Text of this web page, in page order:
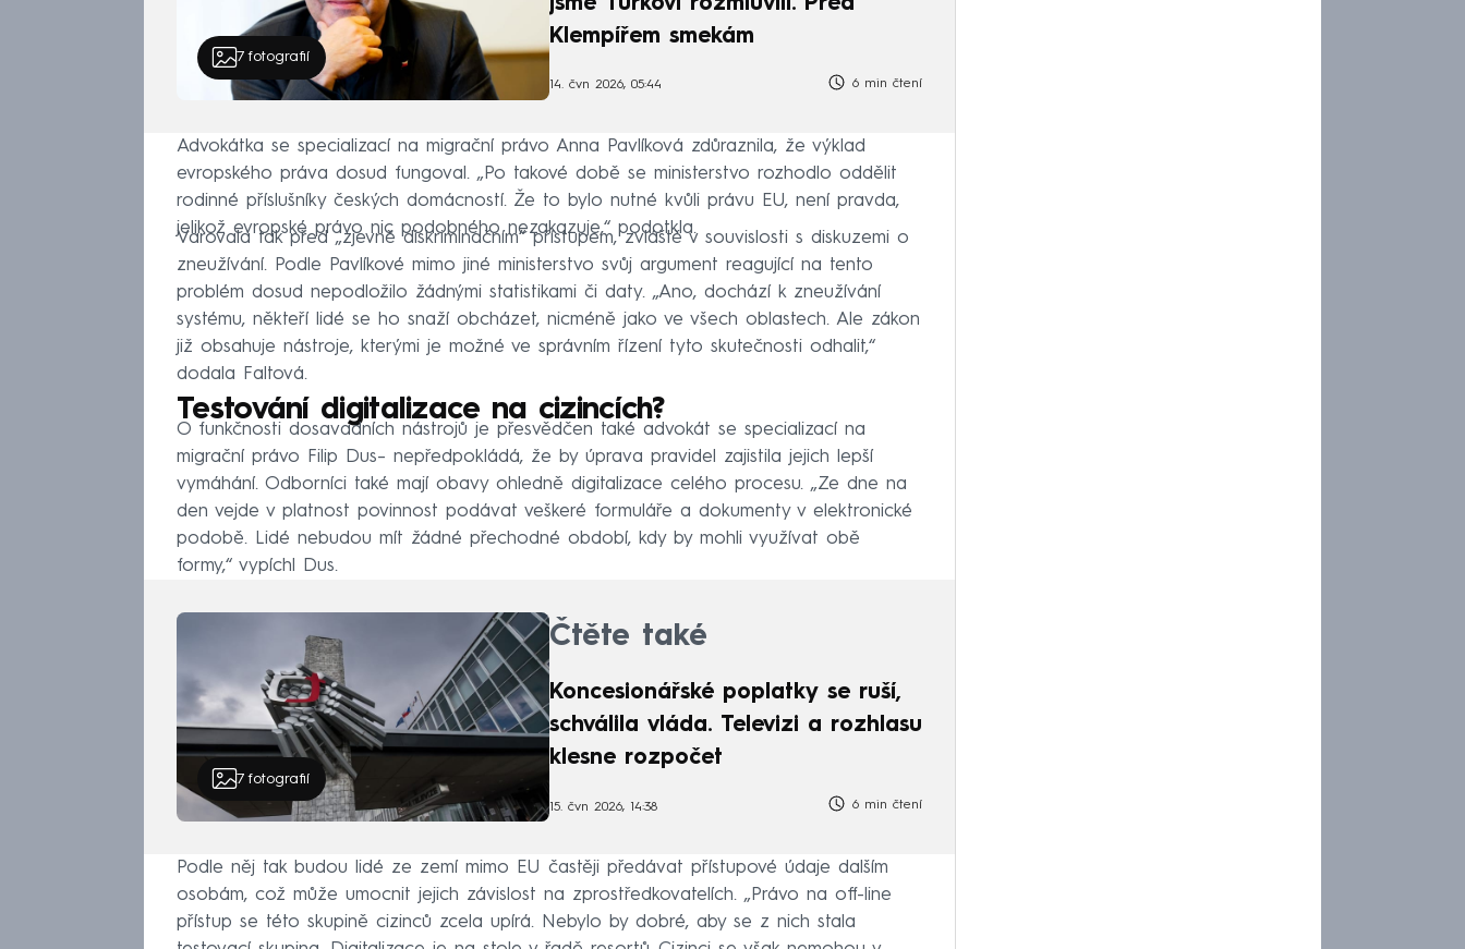
7 fotografií
Klempířem smekám
14. čvn 2026, 05:44 6 min čtení
Advokátka se specializací na migrační právo Anna Pavlíková zdůraznila, že výklad
evropského práva dosud fungoval. „Po takové době se ministerstvo rozhodlo oddělit
rodinné příslušníky českých domácností. Že to bylo nutné kvůli právu EU, není pravda,
jelikož evropské právo nic podobného nezakazuje,“ podotkla.
Varovala tak před „zjevně diskriminačním“ přístupem, zvláště v souvislosti s diskuzemi o
zneužívání. Podle Pavlíkové mimo jiné ministerstvo svůj argument reagující na tento
problém dosud nepodložilo žádnými statistikami či daty. „Ano, dochází k zneužívání
systému, někteří lidé se ho snaží obcházet, nicméně jako ve všech oblastech. Ale zákon
již obsahuje nástroje, kterými je možné ve správním řízení tyto skutečnosti odhalit,“
dodala Faltová.
Testování digitalizace na cizincích?
O funkčnosti dosavadních nástrojů je přesvědčen také advokát se specializací na
migrační právo Filip Dus– nepředpokládá, že by úprava pravidel zajistila jejich lepší
vymáhání. Odborníci také mají obavy ohledně digitalizace celého procesu. „Ze dne na
den vejde v platnost povinnost podávat veškeré formuláře a dokumenty v elektronické
podobě. Lidé nebudou mít žádné přechodné období, kdy by mohli využívat obě
formy,“ vypíchl Dus.
7 fotografií
Čtěte také
Koncesionářské poplatky se ruší,
schválila vláda. Televizi a rozhlasu
klesne rozpočet
15. čvn 2026, 14:38 6 min čtení
Podle něj tak budou lidé ze zemí mimo EU častěji předávat přístupové údaje dalším
osobám, což může umocnit jejich závislost na zprostředkovatelích. „Právo na off-line
přístup se této skupině cizinců zcela upírá. Nebylo by dobré, aby se z nich stala